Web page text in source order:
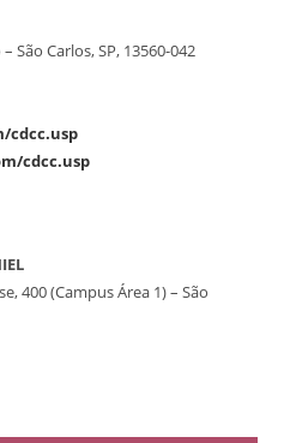
São Carlos, SP, 13560-042
cdcc.usp
cdcc.usp
400 (Campus Área 1) – São